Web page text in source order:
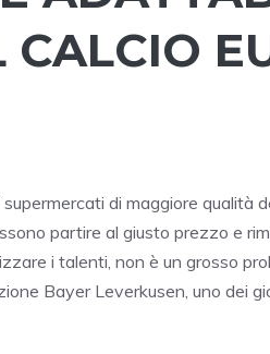
di maggiore qualità
partire al giusto prezzo e
i talenti, non è un grosso
Bayer Leverkusen, uno dei